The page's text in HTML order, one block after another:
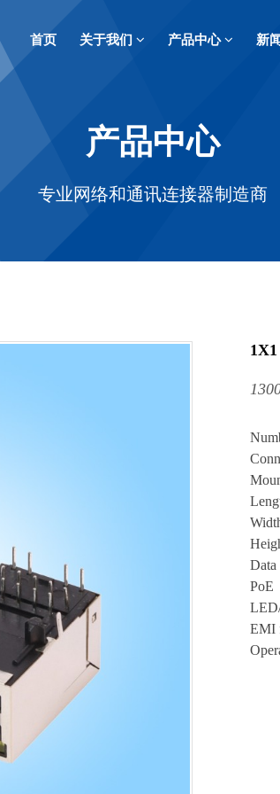
首页 关于我们 产品中心 新
产品中心
专业网络和通讯连接器制造商
Data
PoE
EMI